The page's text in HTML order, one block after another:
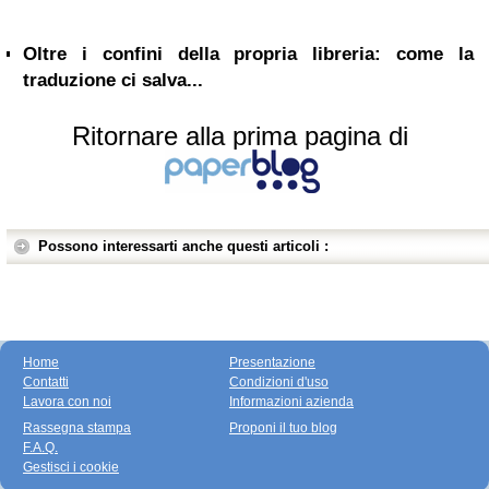
Oltre i confini della propria libreria: come la
traduzione ci salva...
Ritornare alla prima pagina di
Possono interessarti anche questi articoli :
Home
Contatti
Lavora con noi
Presentazione
Condizioni d'uso
Informazioni azienda
Rassegna stampa
F.A.Q.
Gestisci i cookie
Proponi il tuo blog